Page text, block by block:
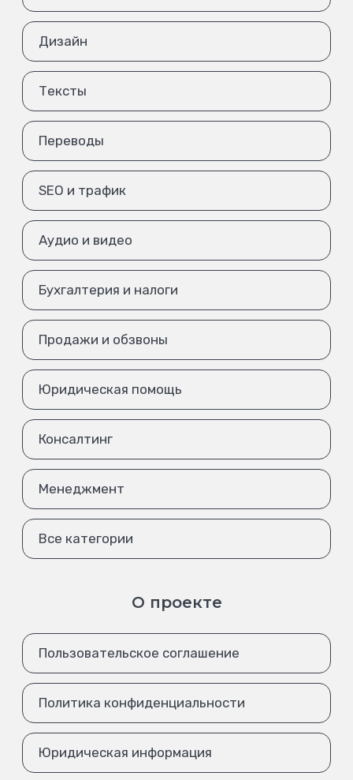
Дизайн
Тексты
Переводы
SEO и трафик
Аудио и видео
Бухгалтерия и налоги
Продажи и обзвоны
Юридическая помощь
Консалтинг
Менеджмент
Все категории
О проекте
Пользовательское соглашение
Политика конфиденциальности
Юридическая информация